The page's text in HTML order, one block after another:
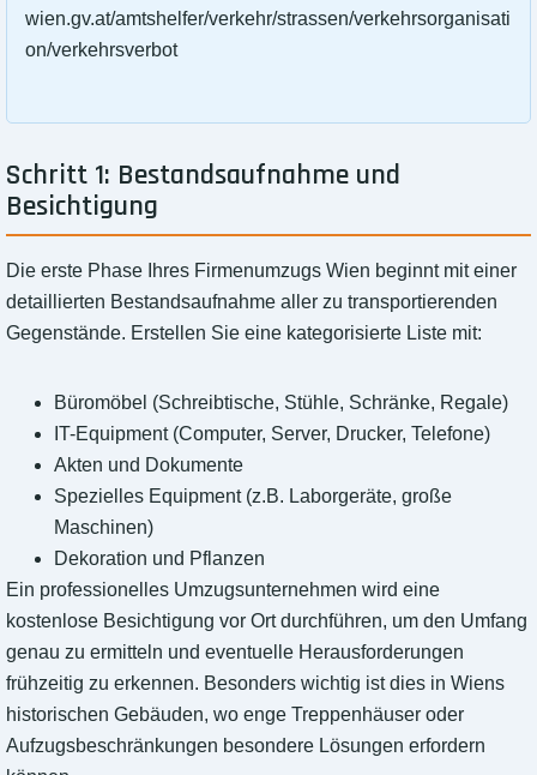
wien.gv.at/amtshelfer/verkehr/strassen/verkehrsorganisati
on/verkehrsverbot
Schritt 1: Bestandsaufnahme und
Besichtigung
Die erste Phase Ihres Firmenumzugs Wien beginnt mit einer
detaillierten Bestandsaufnahme aller zu transportierenden
Gegenstände. Erstellen Sie eine kategorisierte Liste mit:
Büromöbel (Schreibtische, Stühle, Schränke, Regale)
IT-Equipment (Computer, Server, Drucker, Telefone)
Akten und Dokumente
Spezielles Equipment (z.B. Laborgeräte, große
Maschinen)
Dekoration und Pflanzen
Ein professionelles Umzugsunternehmen wird eine
kostenlose Besichtigung vor Ort durchführen, um den Umfang
genau zu ermitteln und eventuelle Herausforderungen
frühzeitig zu erkennen. Besonders wichtig ist dies in Wiens
historischen Gebäuden, wo enge Treppenhäuser oder
Aufzugsbeschränkungen besondere Lösungen erfordern